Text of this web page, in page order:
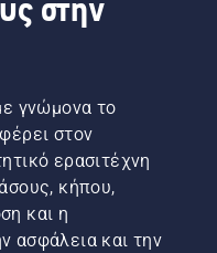
στην
γνώμονα το
στον
ερασιτέχνη
κήπου,
και η
ασφάλεια και την